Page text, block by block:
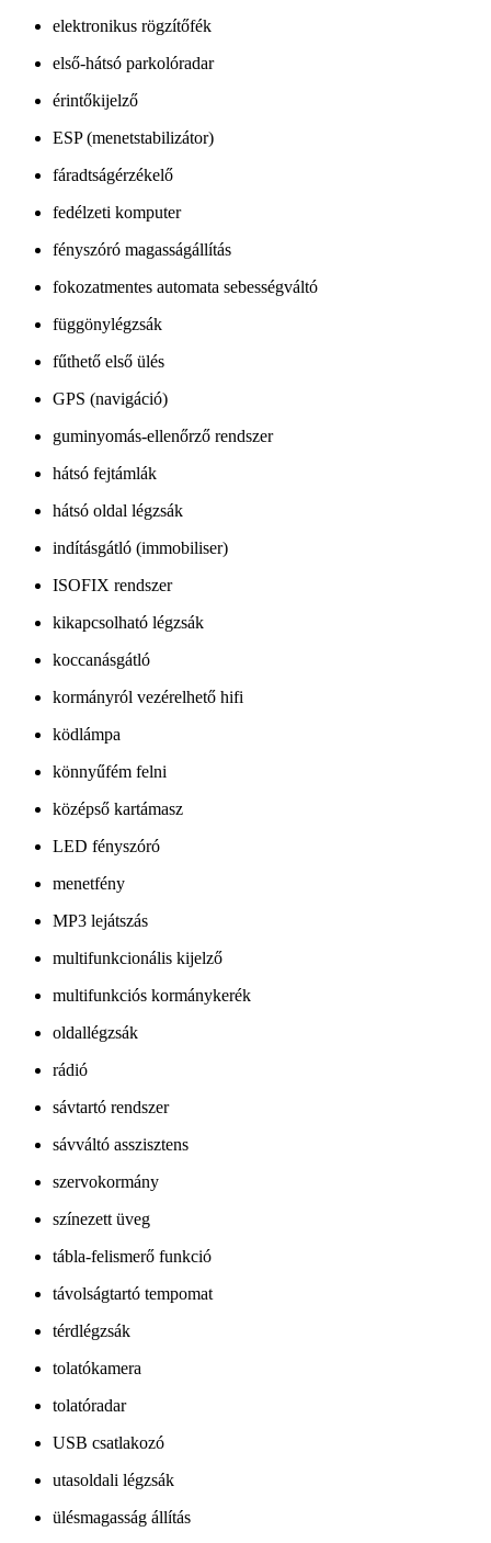
elektronikus rögzítőfék
első-hátsó parkolóradar
érintőkijelző
ESP (menetstabilizátor)
fáradtságérzékelő
fedélzeti komputer
fényszóró magasságállítás
fokozatmentes automata sebességváltó
függönylégzsák
fűthető első ülés
GPS (navigáció)
guminyomás-ellenőrző rendszer
hátsó fejtámlák
hátsó oldal légzsák
indításgátló (immobiliser)
ISOFIX rendszer
kikapcsolható légzsák
koccanásgátló
kormányról vezérelhető hifi
ködlámpa
könnyűfém felni
középső kartámasz
LED fényszóró
menetfény
MP3 lejátszás
multifunkcionális kijelző
multifunkciós kormánykerék
oldallégzsák
rádió
sávtartó rendszer
sávváltó asszisztens
szervokormány
színezett üveg
tábla-felismerő funkció
távolságtartó tempomat
térdlégzsák
tolatókamera
tolatóradar
USB csatlakozó
utasoldali légzsák
ülésmagasság állítás